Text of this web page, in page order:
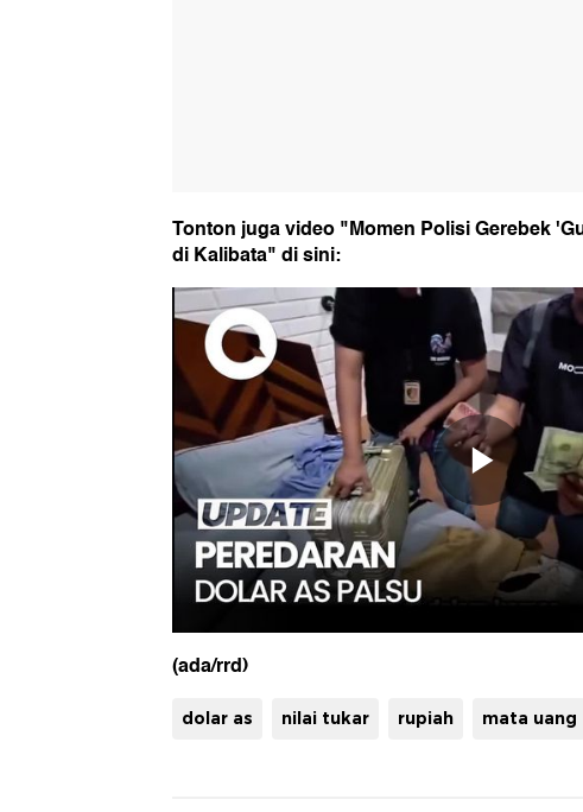
Tonton juga video "Momen Polisi Gerebek
di Kalibata" di sini:
(ada/rrd)
dolar as nilai tukar rupiah mata uang